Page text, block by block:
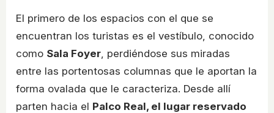
El primero de los espacios con el que se
encuentran los turistas es el vestíbulo, conocido
como Sala Foyer , perdiéndose sus miradas
entre las portentosas columnas que le aportan la
forma ovalada que le caracteriza. Desde allí
parten hacia el Palco Real, el lugar reservado